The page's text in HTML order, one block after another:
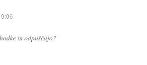
in odpuščajo?